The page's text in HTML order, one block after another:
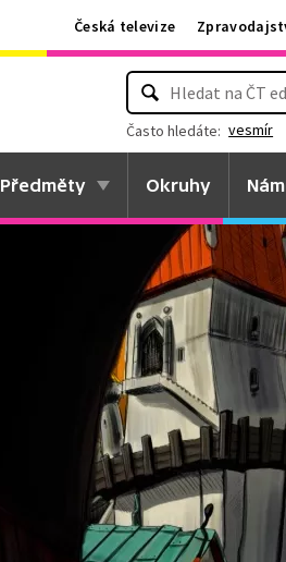
Česká televize
Často hledáte: vesmír
Předměty Okruhy